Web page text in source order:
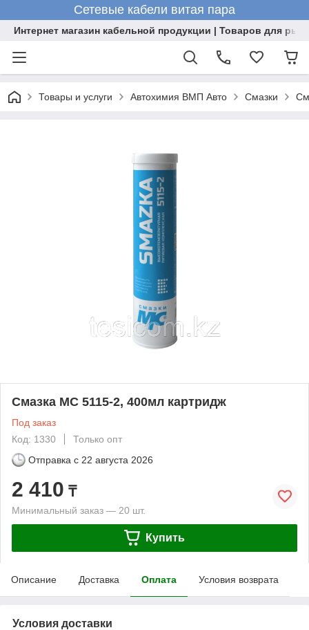
Сетевые кабели витая пара
Интернет магазин кабельной продукции | Товаров для
Товары и услуги Автохимия ВМП Авто Смазки
Смазка МС 5115-2, 400мл картридж
Под заказ
Код: 1330
Только опт
Отправка с 22 августа 2026
2 410 ₸
Минимальный заказ — 20 шт.
Купить
Описание Доставка Оплата Условия возврата
Условия доставки